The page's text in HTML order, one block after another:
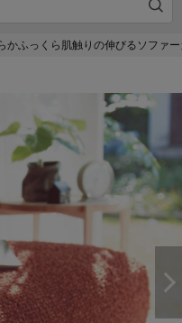
かふっくら肌触りの伸びるソファ